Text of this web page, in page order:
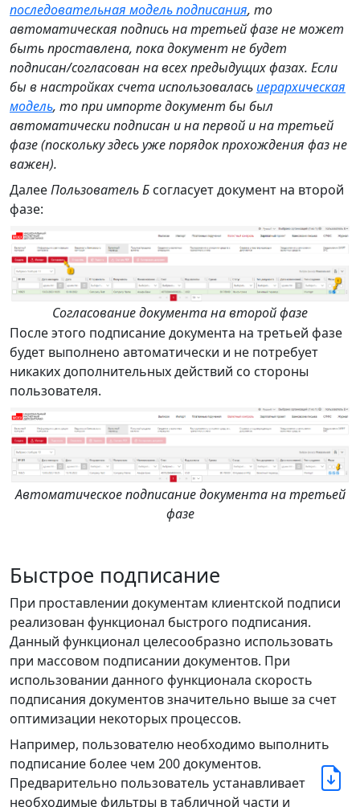
последовательная модель подписания, то
автоматическая подпись на третьей фазе не может
быть проставлена, пока документ не будет
подписан/согласован на всех предыдущих фазах. Если
бы в настройках счета использоваласьиерархическая
модель, то при импорте документ бы был
автоматически подписан и на первой и на третьей
фазе (поскольку здесь уже порядок прохождения фаз не
важен).
ДалееПользователь Б согласует документ на второй
фазе:
Согласование документа на второй фазе
После этого подписание документа на третьей фазе
будет выполнено автоматически и не потребует
никаких дополнительных действий со стороны
пользователя.
Автоматическое подписание документа на третьей
фазе
Быстрое подписание
При проставлении документам клиентской подписи
реализован функционал быстрого подписания.
Данный функционал целесообразно использовать
при массовом подписании документов. При
использовании данного функционала скорость
подписания документов значительно выше за счет
оптимизации некоторых процессов.
Например, пользователю необходимо выполнить
подписание более чем 200 документов.
Предварительно пользователь устанавливает
необходимые фильтры в табличной части и